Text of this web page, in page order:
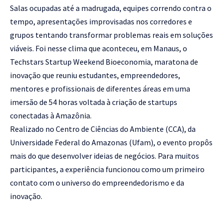
Salas ocupadas até a madrugada, equipes correndo contra o
tempo, apresentações improvisadas nos corredores e
grupos tentando transformar problemas reais em soluções
viáveis. Foi nesse clima que aconteceu, em Manaus, o
Techstars Startup Weekend Bioeconomia, maratona de
inovação que reuniu estudantes, empreendedores,
mentores e profissionais de diferentes áreas em uma
imersão de 54 horas voltada à criação de startups
conectadas à Amazônia.
Realizado no Centro de Ciências do Ambiente (CCA), da
Universidade Federal do Amazonas (Ufam), o evento propôs
mais do que desenvolver ideias de negócios. Para muitos
participantes, a experiência funcionou como um primeiro
contato com o universo do empreendedorismo e da
inovação.